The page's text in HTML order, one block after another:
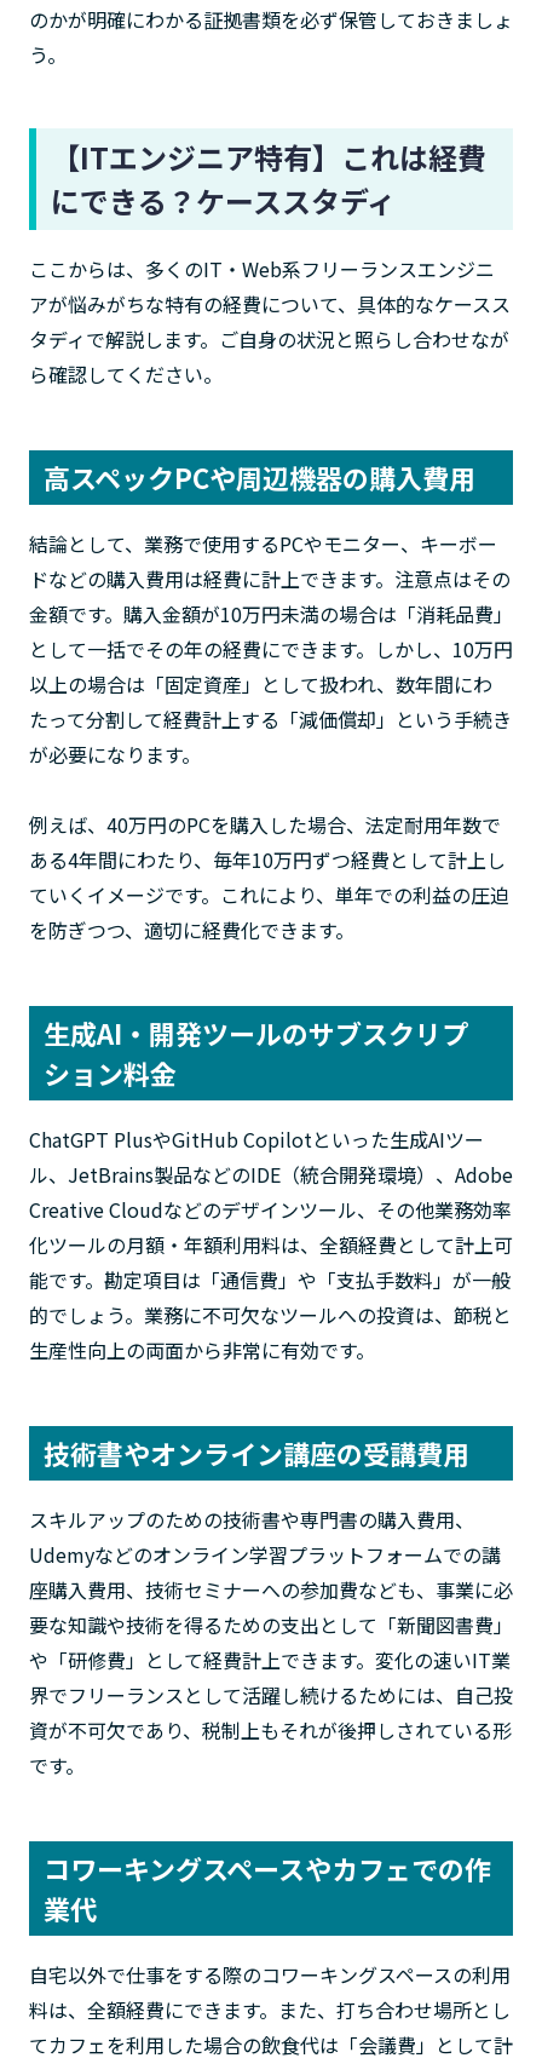
のかが明確にわかる証拠書類を必ず保管しておきましょ
う。
【ITエンジニア特有】これは経費
にできる？ケーススタディ
ここからは、多くのIT・Web系フリーランスエンジニ
アが悩みがちな特有の経費について、具体的なケースス
タディで解説します。ご自身の状況と照らし合わせなが
ら確認してください。
高スペックPCや周辺機器の購入費用
結論として、業務で使用するPCやモニター、キーボー
ドなどの購入費用は経費に計上できます。注意点はその
金額です。購入金額が10万円未満の場合は「消耗品費」
として一括でその年の経費にできます。しかし、10万円
以上の場合は「固定資産」として扱われ、数年間にわ
たって分割して経費計上する「減価償却」という手続き
が必要になります。
例えば、40万円のPCを購入した場合、法定耐用年数で
ある4年間にわたり、毎年10万円ずつ経費として計上し
ていくイメージです。これにより、単年での利益の圧迫
を防ぎつつ、適切に経費化できます。
生成AI・開発ツールのサブスクリプ
ション料金
ChatGPT PlusやGitHub Copilotといった生成AIツー
ル、JetBrains製品などのIDE（統合開発環境）、Adobe
Creative Cloudなどのデザインツール、その他業務効率
化ツールの月額・年額利用料は、全額経費として計上可
能です。勘定項目は「通信費」や「支払手数料」が一般
的でしょう。業務に不可欠なツールへの投資は、節税と
生産性向上の両面から非常に有効です。
技術書やオンライン講座の受講費用
スキルアップのための技術書や専門書の購入費用、
Udemyなどのオンライン学習プラットフォームでの講
座購入費用、技術セミナーへの参加費なども、事業に必
要な知識や技術を得るための支出として「新聞図書費」
や「研修費」として経費計上できます。変化の速いIT業
界でフリーランスとして活躍し続けるためには、自己投
資が不可欠であり、税制上もそれが後押しされている形
です。
コワーキングスペースやカフェでの作
業代
自宅以外で仕事をする際のコワーキングスペースの利用
料は、全額経費にできます。また、打ち合わせ場所とし
てカフェを利用した場合の飲食代は「会議費」として計